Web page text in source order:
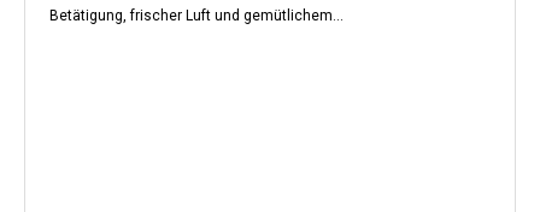
Betätigung, frischer Luft und gemütlichem...